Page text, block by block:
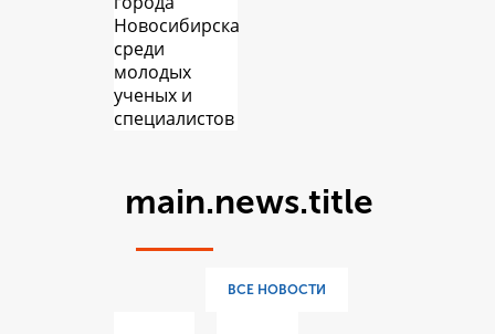
Новосибирска
среди
молодых
ученых и
специалистов
main.news.title
ВСЕ НОВОСТИ